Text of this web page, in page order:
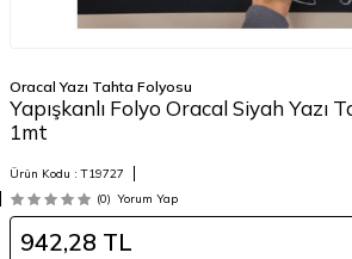
Oracal Yazı Tahta Folyosu
Yapışkanlı Folyo Oracal Siyah Yazı
1mt
Ürün Kodu :T19727
(0) Yorum Yap
942,28 TL